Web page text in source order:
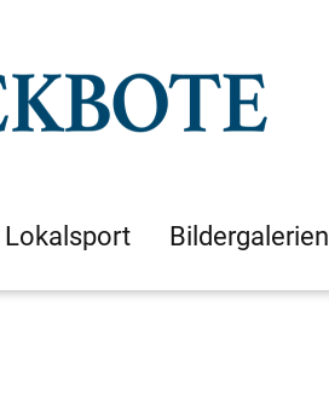
Lokalsport Bildergalerien